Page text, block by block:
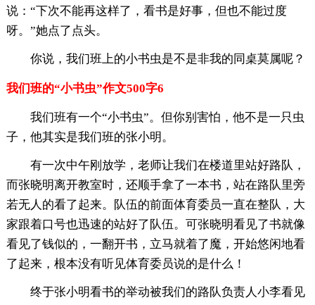
说：“下次不能再这样了，看书是好事，但也不能过度
呀。”她点了点头。
你说，我们班上的小书虫是不是非我的同桌莫属呢？
我们班的“小书虫”作文500字6
我们班有一个“小书虫”。但你别害怕，他不是一只虫
子，他其实是我们班的张小明。
有一次中午刚放学，老师让我们在楼道里站好路队，
而张晓明离开教室时，还顺手拿了一本书，站在路队里旁
若无人的看了起来。队伍的前面体育委员一直在整队，大
家跟着口号也迅速的站好了队伍。可张晓明看见了书就像
看见了钱似的，一翻开书，立马就着了魔，开始悠闲地看
了起来，根本没有听见体育委员说的是什么！
终于张小明看书的举动被我们的路队负责人小李看见